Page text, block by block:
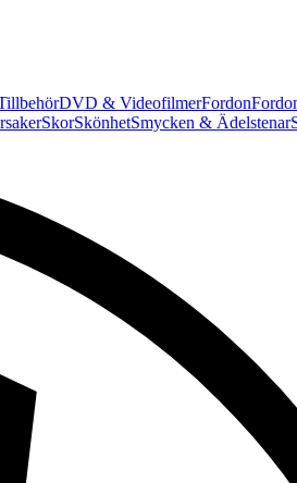
DVD & VideofilmerFordon
SkorSkönhetSmycken & Ädelstenar